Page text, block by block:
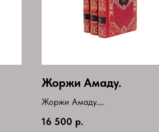
Жоржи Амаду.
Жоржи Амаду.
Собрание в 3 томах(комплект)
Букинистическое издание.
16 500 р.